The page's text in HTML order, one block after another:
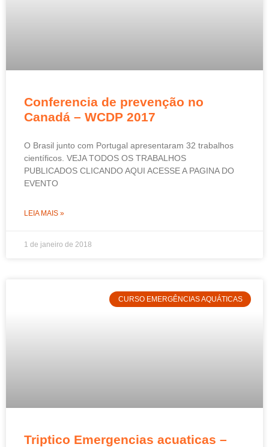
Conferencia de prevenção no
Canadá – WCDP 2017
O Brasil junto com Portugal apresentaram 32 trabalhos
científicos. VEJA TODOS OS TRABALHOS
PUBLICADOS CLICANDO AQUI ACESSE A PAGINA DO
EVENTO
LEIA MAIS »
1 de janeiro de 2018
CURSO EMERGÊNCIAS AQUÁTICAS
Triptico Emergencias acuaticas –